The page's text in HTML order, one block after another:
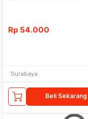
Rp 54.000
Surabaya
Beli Sekarang